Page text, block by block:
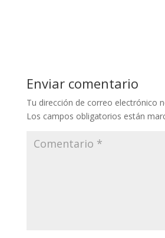
Enviar comentario
Tu dirección de correo electrónico
Los campos obligatorios están